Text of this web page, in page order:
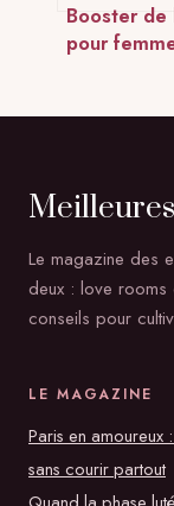
Booster
pour
Le magazine des
deux : love
conseils pour
LE MAGAZINE
Paris en amoureux
sans courir partout